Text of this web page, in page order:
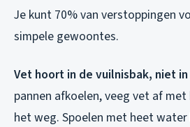
Je kunt 70% van verstoppingen
simpele gewoontes.
Vet hoort in de vuilnisbak, niet
pannen afkoelen, veeg vet af
het weg. Spoelen met heet